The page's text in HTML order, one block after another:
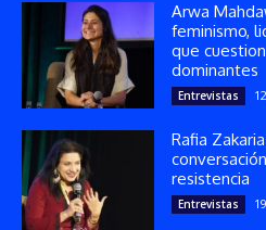
Arwa
feminismo,
que
dominantes
Entrevistas
Rafia
resistencia
Entrevistas